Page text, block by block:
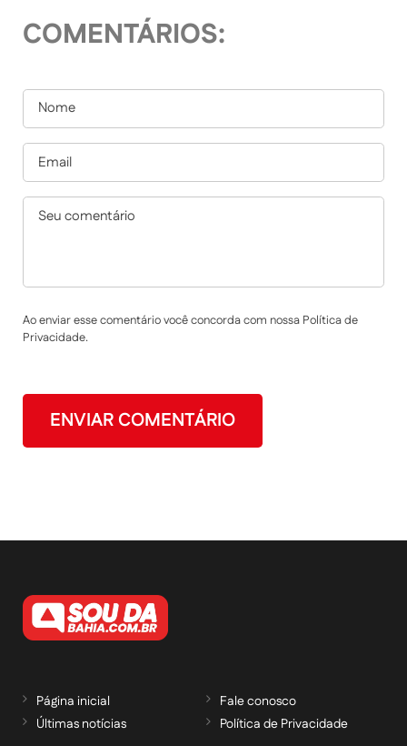
COMENTÁRIOS:
Ao enviar esse comentário você concorda com nossa Política de
Privacidade.
Página inicial
Últimas notícias
Fale conosco
Política de Privacidade